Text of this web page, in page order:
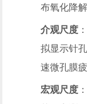
布氧化降
介观尺度
拟显示针
速微孔膜
宏观尺度